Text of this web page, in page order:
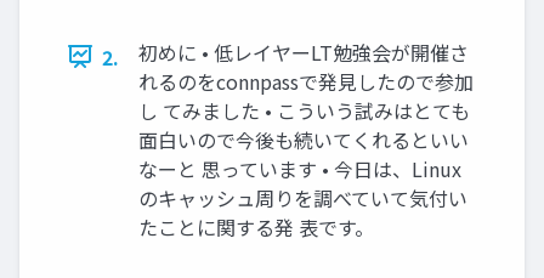
2.
初めに • 低レイヤーLT勉強会が開催さ
れるのをconnpassで発見したので参加
し てみました • こういう試みはとても
面白いので今後も続いてくれるといい
なーと 思っています • 今日は、Linux
のキャッシュ周りを調べていて気付い
たことに関する発 表です。